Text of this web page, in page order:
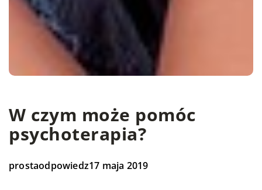
W czym może pomóc
psychoterapia?
prostaodpowiedz17 maja 2019